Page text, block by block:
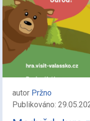
autor Pržno
Publikováno: